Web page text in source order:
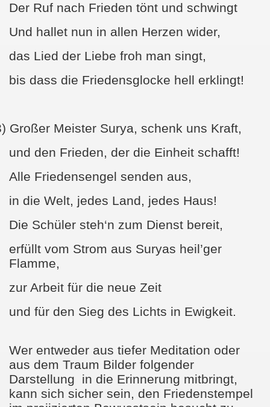
Der Ruf nach Frieden tönt und schwingt
Und hallet nun in allen Herzen wider,
das Lied der Liebe froh man singt,
bis dass die Friedensglocke hell erklingt!
Großer Meister Surya, schenk uns Kraft,
und den Frieden, der die Einheit schafft!
Alle Friedensengel senden aus,
in die Welt, jedes Land, jedes Haus!
Die Schüler steh‘n zum Dienst bereit,
erfüllt vom Strom aus Suryas heil’ger
Flamme,
zur Arbeit für die neue Zeit
und für den Sieg des Lichts in Ewigkeit.
Wer entweder aus tiefer Meditation oder
aus dem Traum Bilder folgender
Darstellung in die Erinnerung mitbringt,
kann sich sicher sein, den Friedenstempel